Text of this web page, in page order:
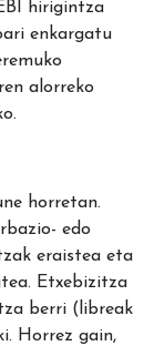
hirigintza
enkargatu
alorreko
horretan.
edo
eraistea eta
Etxebizitza
berri (libreak
Horrez gain,